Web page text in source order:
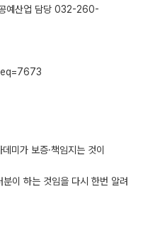
공예산업 담당 032-260-
미가 보증·책임지는 것이
이 하는 것임을 다시 한번 알려